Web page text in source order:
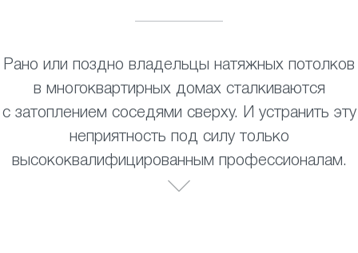
Рано или поздно владельцы натяжных потолков
в многоквартирных домах сталкиваются
с затоплением соседями сверху. И устранить эту
неприятность под силу только
высококвалифицированным профессионалам.